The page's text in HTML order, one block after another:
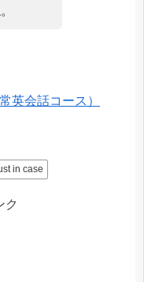
英会話コース）
in case
ク